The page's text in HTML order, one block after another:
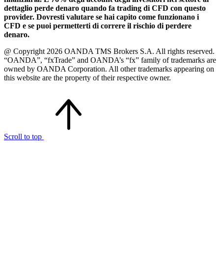
dettaglio perde denaro quando fa trading di CFD con questo
provider. Dovresti valutare se hai capito come funzionano i
CFD e se puoi permetterti di correre il rischio di perdere
denaro.
@ Copyright 2026 OANDA TMS Brokers S.A. All rights reserved.
“OANDA”, “fxTrade” and OANDA’s “fx” family of trademarks are
owned by OANDA Corporation. All other trademarks appearing on
this website are the property of their respective owner.
Scroll to top